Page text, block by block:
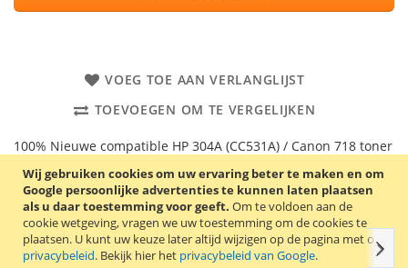
Wij gebruiken cookies om uw ervaring beter te maken en om
Google persoonlijke advertenties te kunnen laten plaatsen
als u daar toestemming voor geeft. Om te voldoen aan de
cookie wetgeving, vragen we uw toestemming om de cookies te
plaatsen. U kunt uw keuze later altijd wijzigen op de pagina met ons
privacybeleid. Bekijk hier het privacybeleid van Google.
VOEG TOE AAN VERLANGLIJST
TOEVOEGEN OM TE VERGELIJKEN
100% Nieuwe compatible HP 304A (CC531A) / Canon 718 toner
Goede kwaliteit en 2 jaar garantie!
Details Productkenmerken Reviews